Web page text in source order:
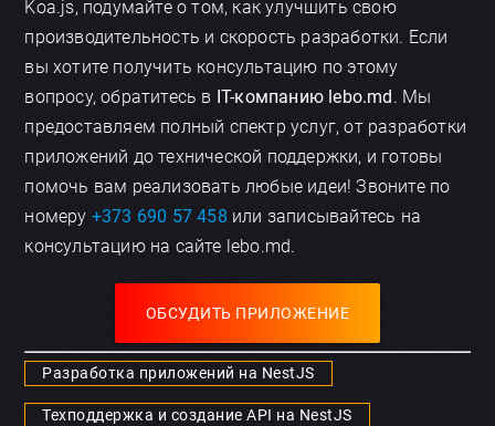
Koa.js, подумайте о том, как улучшить свою
производительность и скорость разработки. Если
вы хотите получить консультацию по этому
вопросу, обратитесь в IT-компанию lebo.md. Мы
предоставляем полный спектр услуг, от разработки
приложений до технической поддержки, и готовы
помочь вам реализовать любые идеи! Звоните по
номеру +373 690 57 458 или записывайтесь на
консультацию на сайте lebo.md.
ОБСУДИТЬ ПРИЛОЖЕНИЕ
Разработка приложений на NestJS
Техподдержка и создание API на NestJS